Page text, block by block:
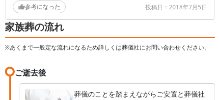
た。
その他、言わなくてもいいようなことを喪主の前で
発言したり、極めつけは葬儀が終わってもなかなか請
求書が届かず、こちらもお金の準備などしなければな
気持ちもモヤモヤするのでこちらから「請求書
は？」と電話したら「担当者がいないが請求金額は分
かるので・・」と伝えてもらいました。
元のタオル下に置かれていたが、特に報告はなく、そ
の旨を担当責任者に伝えると、自分は報告を受けてい
るの一点張りで一切謝らず。
故人に歯など必要ないと考えた発言や、遺族に報告を
する必要がないと考えている担当責任者に不信感しか
納棺時に、お顔剃りと顔拭きをしていない旨を伝えて
も、自分は担当者からお顔剃りはしたと報告を受けて
参考になった 投稿日： 2018年7月5日
家族葬の流れ
※あくまで一般定な流れになるため詳しくは葬儀社にお問い合わせください。
ご逝去後
葬儀のことを踏まえながらご安置と葬儀社